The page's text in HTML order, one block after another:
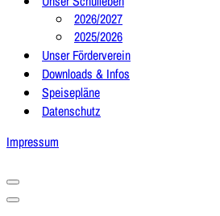
2026/2027
2025/2026
Unser Förderverein
Downloads & Infos
Speisepläne
Datenschutz
Impressum
Navigationsmenü
Navigationsmenü